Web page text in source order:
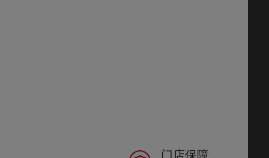
门店保障